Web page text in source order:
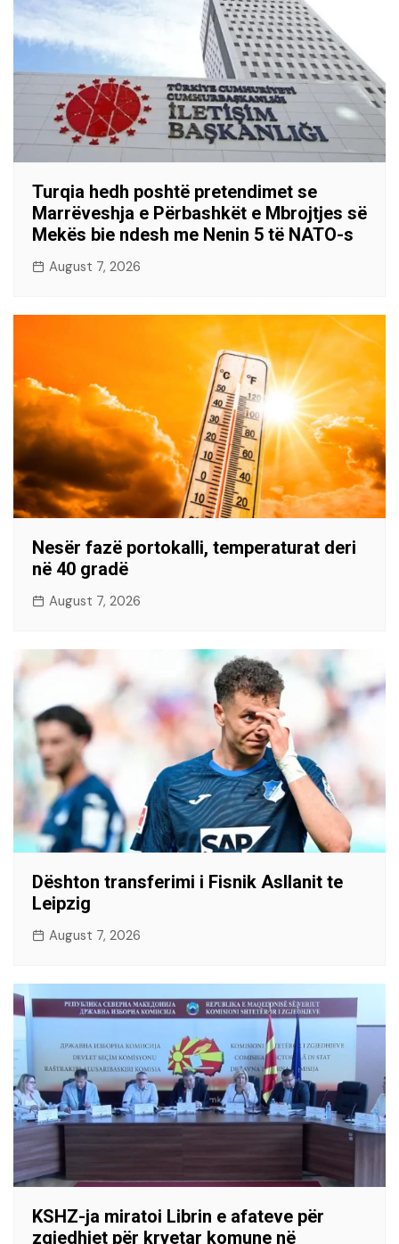
Turqia hedh poshtë pretendimet se
Marrëveshja e Përbashkët e Mbrojtjes së
Mekës bie ndesh me Nenin 5 të NATO-s
August 7, 2026
Nesër fazë portokalli, temperaturat deri
në 40 gradë
August 7, 2026
Dështon transferimi i Fisnik Asllanit te
Leipzig
August 7, 2026
KSHZ-ja miratoi Librin e afateve për
zgjedhjet për kryetar komune në